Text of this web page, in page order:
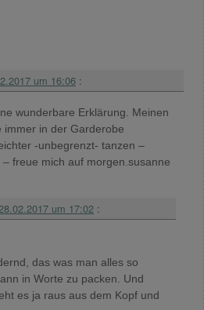
um 16:06 :
wunderbare Erklärung. Meinen
immer in der Garderobe
-unbegrenzt- tanzen –
freue mich auf morgen.susanne
um 17:02 :
das was man alles so
in Worte zu packen. Und
es ja raus aus dem Kopf und